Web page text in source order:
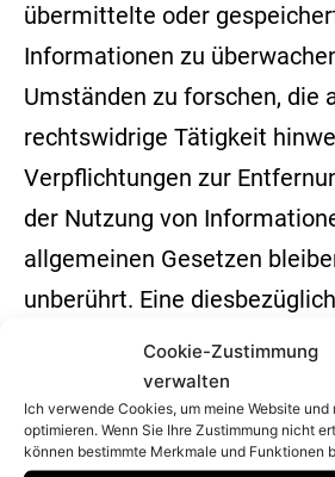
Cookie-Zustimmung
verwalten
Ich verwende Cookies, um meine Website
optimieren. Wenn Sie Ihre Zustimmung nicht
können bestimmte Merkmale und Funktionen
übermittelte oder
Informationen zu
Umständen zu forschen, die
rechtswidrige Tätigkeit
Verpflichtungen zur
der Nutzung von
allgemeinen Gesetzen
unberührt. Eine
jedoch erst ab dem
einer konkreten
Bei Bekanntwerden von
Rechtsverletzungen werde